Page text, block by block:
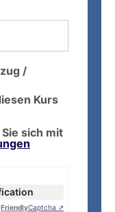
/
Kurs
sich mit
FriendlyCaptcha ⇗